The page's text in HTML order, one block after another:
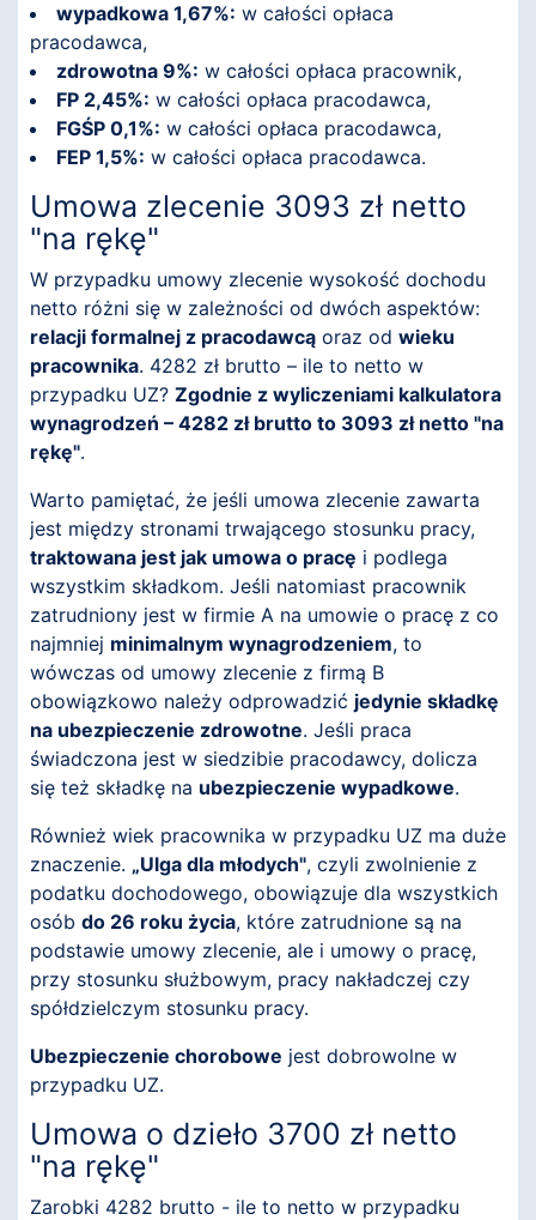
wypadkowa 1,67%: w całości opłaca
pracodawca,
zdrowotna 9%: w całości opłaca pracownik,
FP 2,45%: w całości opłaca pracodawca,
FGŚP 0,1%: w całości opłaca pracodawca,
FEP 1,5%: w całości opłaca pracodawca.
Umowa zlecenie 3093 zł netto
"na rękę"
W przypadku umowy zlecenie wysokość dochodu
netto różni się w zależności od dwóch aspektów:
relacji formalnej z pracodawcą oraz od wieku
pracownika. 4282 zł brutto – ile to netto w
przypadku UZ? Zgodnie z wyliczeniami kalkulatora
wynagrodzeń – 4282 zł brutto to 3093 zł netto "na
rękę".
Warto pamiętać, że jeśli umowa zlecenie zawarta
jest między stronami trwającego stosunku pracy,
traktowana jest jak umowa o pracę i podlega
wszystkim składkom. Jeśli natomiast pracownik
zatrudniony jest w firmie A na umowie o pracę z co
najmniej minimalnym wynagrodzeniem, to
wówczas od umowy zlecenie z firmą B
obowiązkowo należy odprowadzić jedynie składkę
na ubezpieczenie zdrowotne. Jeśli praca
świadczona jest w siedzibie pracodawcy, dolicza
się też składkę na ubezpieczenie wypadkowe.
Również wiek pracownika w przypadku UZ ma duże
znaczenie. „Ulga dla młodych", czyli zwolnienie z
podatku dochodowego, obowiązuje dla wszystkich
osób do 26 roku życia, które zatrudnione są na
podstawie umowy zlecenie, ale i umowy o pracę,
przy stosunku służbowym, pracy nakładczej czy
spółdzielczym stosunku pracy.
Ubezpieczenie chorobowe jest dobrowolne w
przypadku UZ.
Umowa o dzieło 3700 zł netto
"na rękę"
Zarobki 4282 brutto - ile to netto w przypadku